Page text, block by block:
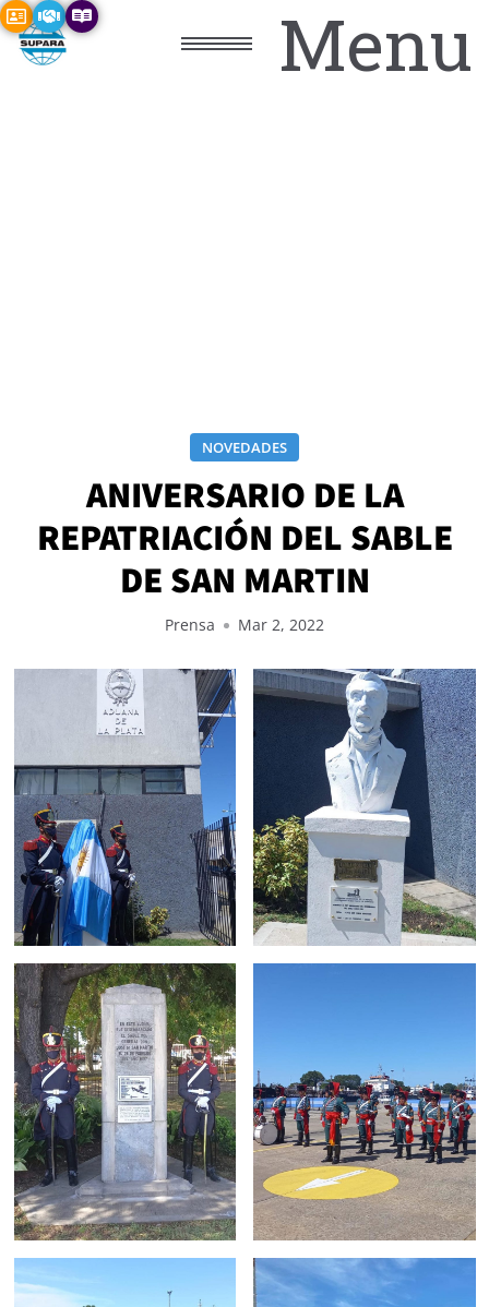
Menu
NOVEDADES
ANIVERSARIO DE LA
REPATRIACIÓN DEL SABLE
DE SAN MARTIN
Prensa Mar 2, 2022